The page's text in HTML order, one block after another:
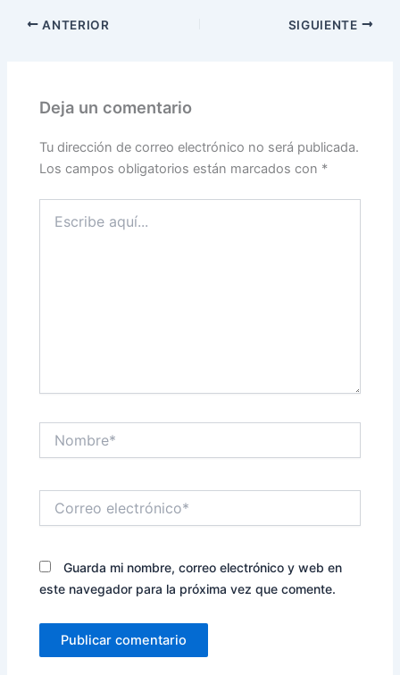
ANTERIOR SIGUIENTE
Deja un comentario
Tu dirección de correo electrónico no será publicada.
Los campos obligatorios están marcados con *
aquí...
electrónico*
Guarda mi nombre, correo electrónico y web en
este navegador para la próxima vez que comente.